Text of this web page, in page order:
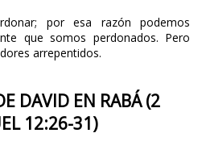
por esa razón podemos
que somos perdonados. Pero
arrepentidos.
DAVID EN RABÁ (2
12:26-31)